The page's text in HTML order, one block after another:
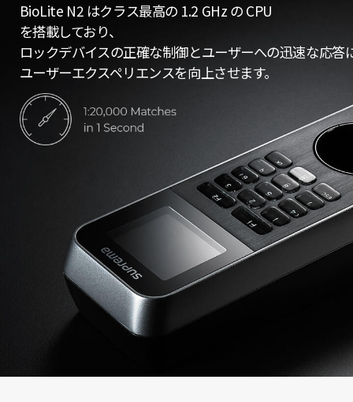
BioLite N2 はクラス最高の 1.2 GHz の CPU
を搭載しており、
ロックデバイスの正確な制御とユーザーへの迅速な応答
ユーザーエクスペリエンスを向上させます。